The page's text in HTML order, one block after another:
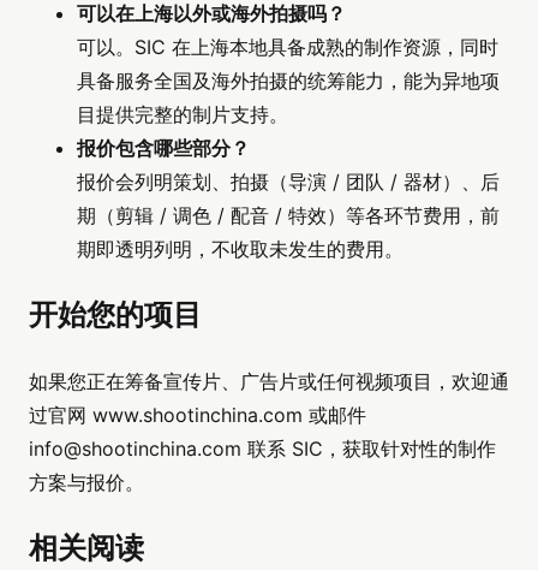
可以在上海以外或海外拍摄吗？
可以。SIC 在上海本地具备成熟的制作资源，同时
具备服务全国及海外拍摄的统筹能力，能为异地项
目提供完整的制片支持。
报价包含哪些部分？
报价会列明策划、拍摄（导演 / 团队 / 器材）、后
期（剪辑 / 调色 / 配音 / 特效）等各环节费用，前
期即透明列明，不收取未发生的费用。
开始您的项目
如果您正在筹备宣传片、广告片或任何视频项目，欢迎通
过官网 www.shootinchina.com 或邮件
info@shootinchina.com 联系 SIC，获取针对性的制作
方案与报价。
相关阅读